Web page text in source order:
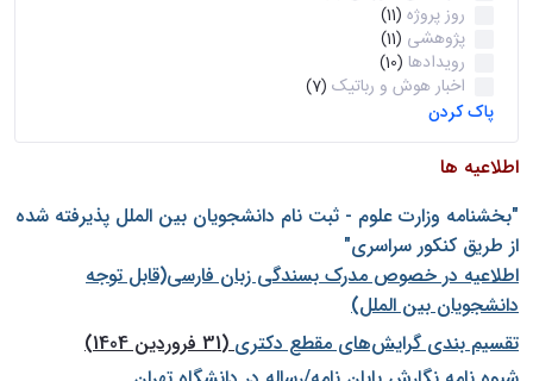
روز پروژه (11)
پژوهشی (11)
رویدادها (10)
اخبار هوش و رباتیک (7)
پاک کردن
اطلاعیه ها
"بخشنامه وزارت علوم - ثبت نام دانشجويان بين الملل پذيرفته شده
از طريق كنكور سراسری"
اطلاعیه در خصوص مدرک بسندگی زبان فارسی(قابل توجه
دانشجویان بین الملل)
تقسیم بندی گرایش‌های مقطع دکتری(31 فروردین 1404)